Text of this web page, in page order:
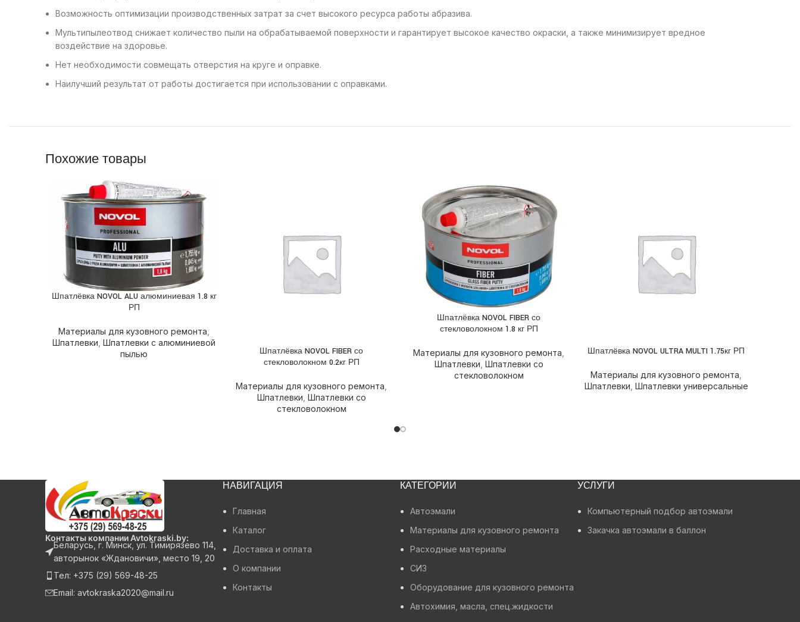
Возможность оптимизации производственных затрат за счет высокого ресурса работы абразива.
Мультипылеотвод снижает количество пыли на обрабатываемой поверхности и гарантирует высокое качество окраски, а также минимизирует вредное
воздействие на здоровье.
Нет необходимости совмещать отверстия на круге и оправке.
Наилучший результат от работы достигается при использовании с оправками.
Похожие товары
ПОДРОБНЕЕ
Шпатлёвка NOVOL ALU алюминиевая 1.8 кг
РП
Материалы для кузовного ремонта
Шпатлевки Шпатлевки с алюминиевой
пылью
ПОДРОБНЕЕШпатлёвка NOVOL FIBER со
стекловолокном 0.2кг РП
Материалы для кузовного ремонта
Шпатлевки Шпатлевки со
стекловолокном
ПОДРОБНЕЕШпатлёвка NOVOL FIBER со
стекловолокном 1.8 кг РП
Материалы для кузовного ремонта
Шпатлевки Шпатлевки со
стекловолокном
ПОДРОБНЕЕ
Шпатлёвка NOVOL ULTRA MULTI 1.75кг РП
Материалы для кузовного ремонта
Шпатлевки Шпатлевки универсальные
Контакты компании Avtokraski.by:
Беларусь, г. Минск, ул. Тимирязево 114,
авторынок «Ждановичи», место 19, 20
Тел: +375 (29) 569-48-25
Email: avtokraska2020@mail.ru
НАВИГАЦИЯ
Главная
Каталог
Доставка и оплата
О компании
Контакты
КАТЕГОРИИ
Автоэмали
Материалы для кузовного ремонта
Расходные материалы
СИЗ
Оборудование для кузовного ремонта
Автохимия, масла, спец.жидкости
УСЛУГИ
Компьютерный подбор автоэмали
Закачка автоэмали в баллон